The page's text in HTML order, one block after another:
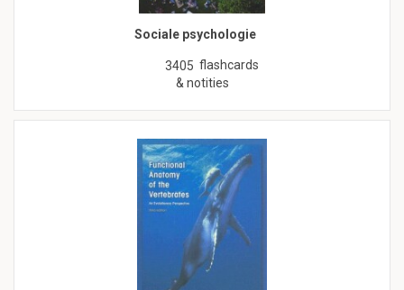
Sociale psychologie
3405 flashcards
& notities